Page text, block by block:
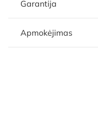
Garantija
Apmokėjimas